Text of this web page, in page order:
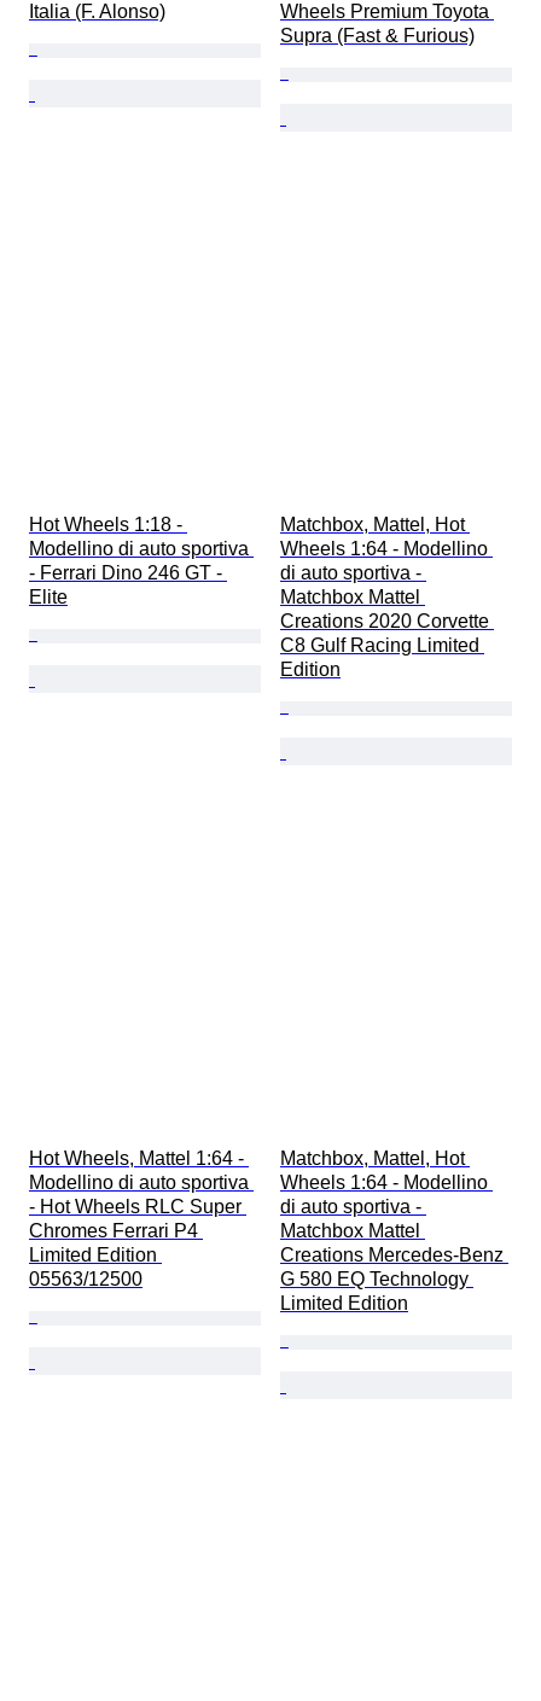
Italia (F. Alonso)
Wheels Premium Toyota
Supra (Fast & Furious)
Hot Wheels 1:18 -
Modellino di auto sportiva
- Ferrari Dino 246 GT -
Elite
Matchbox, Mattel, Hot
Wheels 1:64 - Modellino
di auto sportiva -
Matchbox Mattel
Creations 2020 Corvette
C8 Gulf Racing Limited
Edition
Hot Wheels, Mattel 1:64 -
Modellino di auto sportiva
- Hot Wheels RLC Super
Chromes Ferrari P4
Limited Edition
05563/12500
Matchbox, Mattel, Hot
Wheels 1:64 - Modellino
di auto sportiva -
Matchbox Mattel
Creations Mercedes-Benz
G 580 EQ Technology
Limited Edition